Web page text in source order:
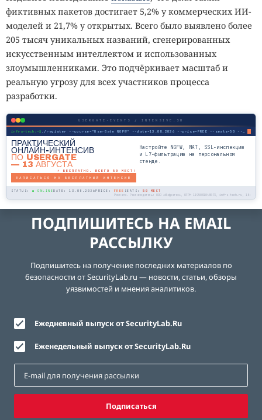
фиктивных пакетов достигает 5,2% у коммерческих ИИ-
моделей и 21,7% у открытых. Всего было выявлено более
205 тысяч уникальных названий, сгенерированных
искусственным интеллектом и использованных
злоумышленниками. Это подчёркивает масштаб и
реальную угрозу для всех участников процесса
разработки.
USERGATE-EVENTS / INTENSIVE.SH
infra-tech:~$ ./register --course="UserGate NGFW" --date=13.08.2026 --price=FREE --seats=50 --mode=online
ПРАКТИЧЕСКИЙ
ОНЛАЙН-ИНТЕНСИВ
ПО USERGATE
— 13 АВГУСТА
Настройте NGFW, NAT, SSL-инспекцию
и L7-фильтрацию на персональном
стенде.
⚡ БЕСПЛАТНО. ВСЕГО 50 МЕСТ!
ЗАПИСАТЬСЯ НА БЕСПЛАТНЫЙ ИНТЕНСИВ
STATUS: ● ONLINE DATE: 13.08.2026 PRICE: FREE SEATS: 50 МЕСТ
Реклама. Рекламодатель: ООО «Инфратех», ОГРН 1195081048073, infra-tech.ru, 18+
ПОДПИШИТЕСЬ НА EMAIL
РАССЫЛКУ
Подпишитесь на получение последних материалов по
безопасности от SecurityLab.ru — новости, статьи, обзоры
уязвимостей и мнения аналитиков.
Ежедневный выпуск от SecurityLab.Ru
Еженедельный выпуск от SecurityLab.Ru
Подписаться